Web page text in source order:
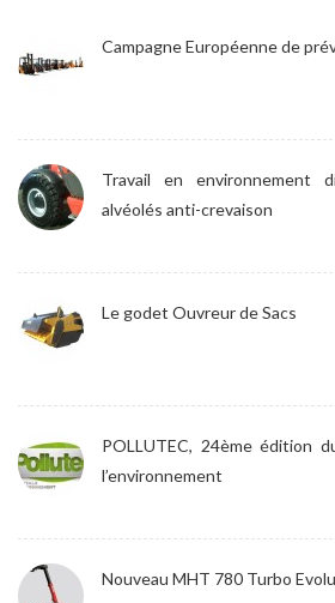
Campagne Européenne de
Travail en environnement
alvéolés anti-crevaison
Le godet Ouvreur de Sacs
POLLUTEC, 24ème édition
l’environnement
Nouveau MHT 780 Turbo